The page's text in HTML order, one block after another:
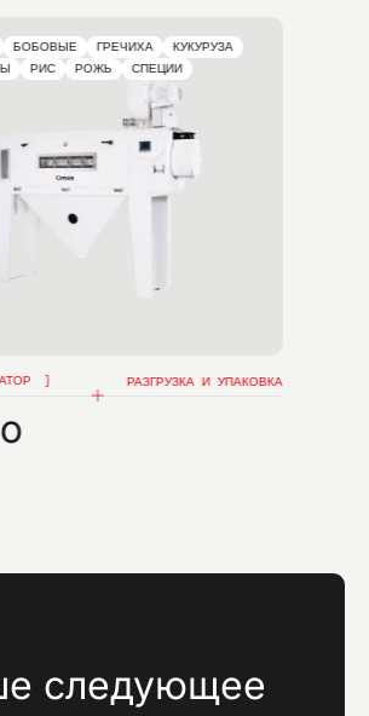
БОБОВЫЕ ГРЕЧИХА
КУКУРУЗА
РИС РОЖЬ СПЕЦИИ
РАЗГРУЗКА И УПАКОВКА
следующее